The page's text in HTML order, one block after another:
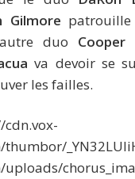
Gilmore
duo Cooper
va devoir se
les failles.